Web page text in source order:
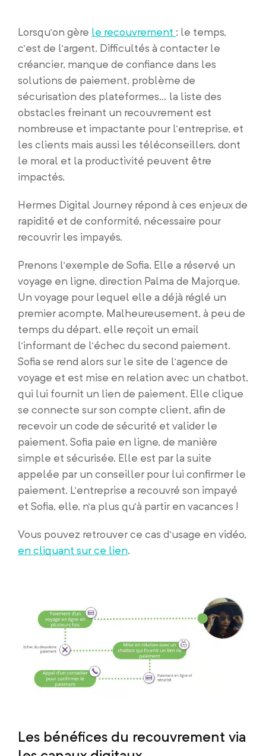
Lorsqu’on gère le recouvrement : le temps,
c’est de l’argent. Difficultés à contacter le
créancier, manque de confiance dans les
solutions de paiement, problème de
sécurisation des plateformes… la liste des
obstacles freinant un recouvrement est
nombreuse et impactante pour l’entreprise, et
les clients mais aussi les téléconseillers, dont
le moral et la productivité peuvent être
impactés.
Hermes Digital Journey répond à ces enjeux de
rapidité et de conformité, nécessaire pour
recouvrir les impayés.
Prenons l’exemple de Sofia. Elle a réservé un
voyage en ligne, direction Palma de Majorque.
Un voyage pour lequel elle a déjà réglé un
premier acompte. Malheureusement, à peu de
temps du départ, elle reçoit un email
l’informant de l’échec du second paiement.
Sofia se rend alors sur le site de l’agence de
voyage et est mise en relation avec un chatbot,
qui lui fournit un lien de paiement. Elle clique
se connecte sur son compte client, afin de
recevoir un code de sécurité et valider le
paiement. Sofia paie en ligne, de manière
simple et sécurisée. Elle est par la suite
appelée par un conseiller pour lui confirmer le
paiement. L’entreprise a recouvré son impayé
et Sofia, elle, n’a plus qu’à partir en vacances !
Vous pouvez retrouver ce cas d’usage en vidéo,
en cliquant sur ce lien.
Les bénéfices du recouvrement via